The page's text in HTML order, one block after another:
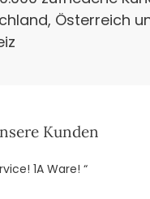
Österreich
Kunden
1A Ware! “